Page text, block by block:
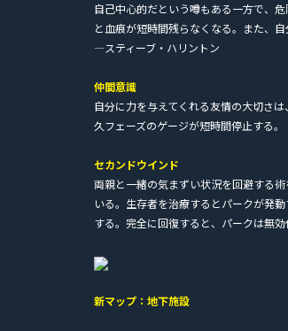
自己中心的だという噂もある一方で、
と血痕が短時間残らなくなる。また、
―スティーブ・ハリントン
仲間意識
自分に力を与えてくれる友情の大切さ
久フェーズのゲージが短時間停止する
セカンドウインド
両親と一緒の気まずい状況を回避する
いる。生存者を治療するとパークが発
する。完全に回復すると、パークは無
新マップ：地下施設